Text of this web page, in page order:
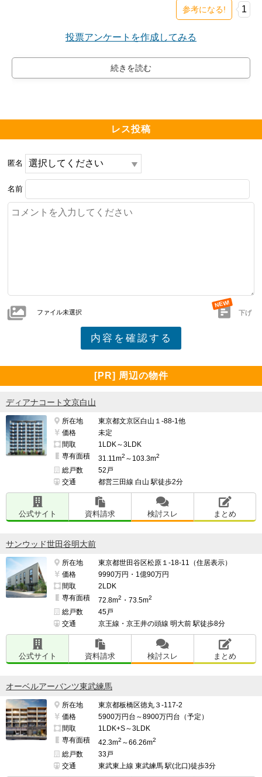
参考になる! 1
投票アンケートを作成してみる
レス投稿
匿名
名前
ファイル未選択 下げ
[PR] 周辺の物件
ディアナコート文京白山
所在地
東京都文京区白山１-88-1他
価格
未定
間取
1LDK～3LDK
専有面積
31.11m2 ～103.3m2
総戸数
52戸
交通
都営三田線 白山 駅徒歩2分
公式サイト 資料請求 検討スレ まとめ
サンウッド世田谷明大前
所在地
東京都世田谷区松原１-18-11（住居表示）
価格
9990万円・1億90万円
間取
2LDK
専有面積
72.8m2 ・73.5m2
総戸数
45戸
交通
京王線・京王井の頭線 明大前 駅徒歩8分
公式サイト 資料請求 検討スレ まとめ
オーベルアーバンツ東武練馬
所在地
東京都板橋区徳丸３-117-2
価格
5900万円台～8900万円台（予定）
間取
1LDK+S～3LDK
専有面積
42.3m2 ～66.26m2
総戸数
33戸
交通
東武東上線 東武練馬 駅(北口)徒歩3分